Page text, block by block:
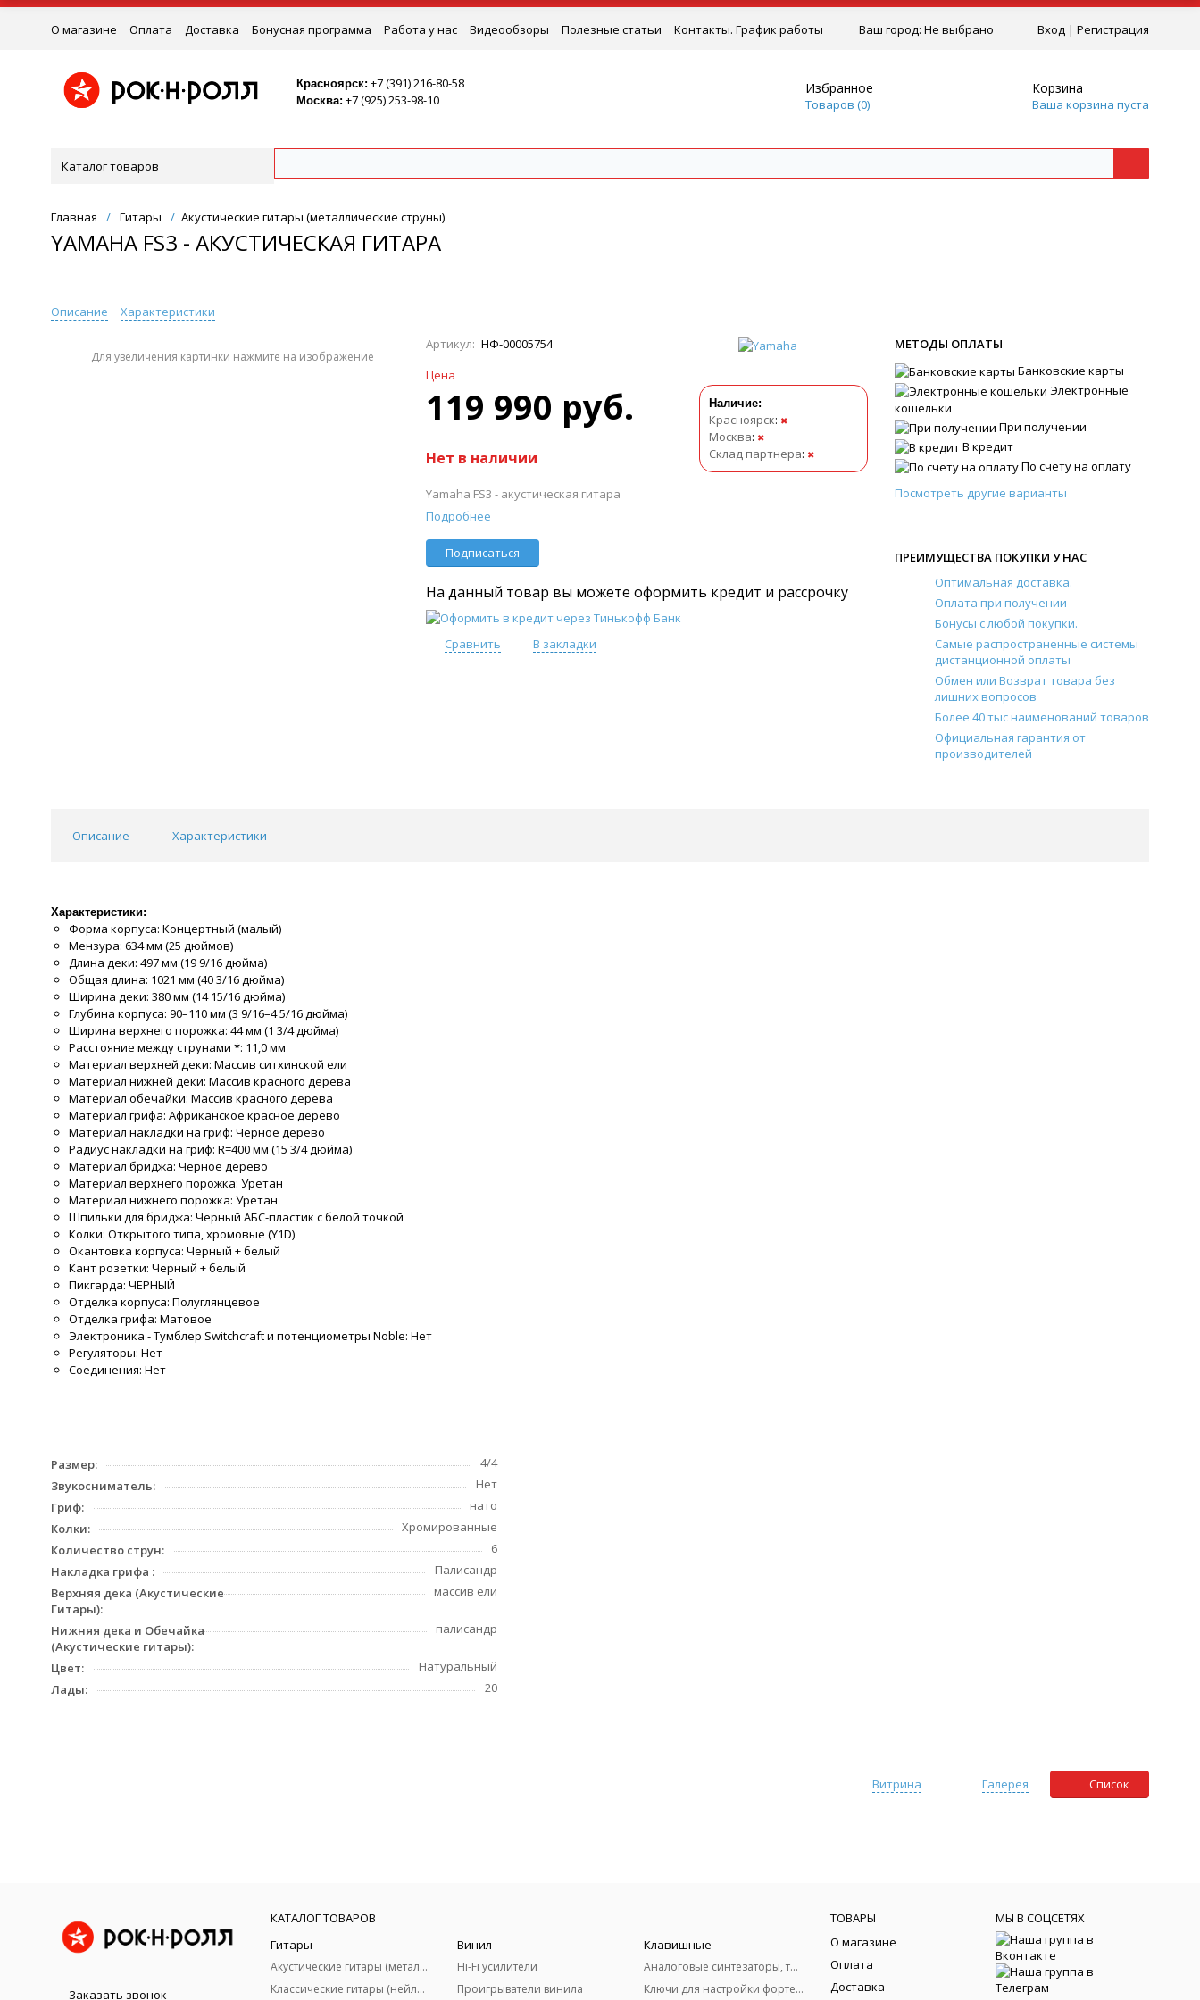
Ваш город: Не выбрано Вход | Регистрация
О магазине Оплата Доставка Бонусная программа Работа у нас Видеообзоры Полезные статьи
Контакты. График работы
Красноярск: +7 (391) 216-80-58
Москва: +7 (925) 253-98-10
Избранное
Товаров (0)
Корзина
Ваша корзина пуста
Каталог товаров
Главная / Гитары / Акустические гитары (металлические струны)
YAMAHA FS3 - АКУСТИЧЕСКАЯ ГИТАРА
Описание Характеристики
Для увеличения картинки нажмите на изображение
Артикул: НФ-00005754
Цена
119 990 руб.
Нет в наличии
Наличие:
Красноярск: ✖
Москва: ✖
Склад партнера: ✖
Yamaha FS3 - акустическая гитара
Подробнее
Подписаться
На данный товар вы можете оформить кредит и рассрочку
Сравнить В закладки
МЕТОДЫ ОПЛАТЫ
Банковские карты
Электронные
кошельки
При получении
В кредит
По счету на оплату
Посмотреть другие варианты
ПРЕИМУЩЕСТВА ПОКУПКИ У НАС
Оптимальная доставка.
Оплата при получении
Бонусы с любой покупки.
Самые распространенные системы
дистанционной оплаты
Обмен или Возврат товара без
лишних вопросов
Более 40 тыс наименований товаров
Официальная гарантия от
производителей
Описание Характеристики
Характеристики:
Форма корпуса: Концертный (малый)
Мензура: 634 мм (25 дюймов)
Длина деки: 497 мм (19 9/16 дюйма)
Общая длина: 1021 мм (40 3/16 дюйма)
Ширина деки: 380 мм (14 15/16 дюйма)
Глубина корпуса: 90–110 мм (3 9/16–4 5/16 дюйма)
Ширина верхнего порожка: 44 мм (1 3/4 дюйма)
Расстояние между струнами *: 11,0 мм
Материал верхней деки: Массив ситхинской ели
Материал нижней деки: Массив красного дерева
Материал обечайки: Массив красного дерева
Материал грифа: Африканское красное дерево
Материал накладки на гриф: Черное дерево
Радиус накладки на гриф: R=400 мм (15 3/4 дюйма)
Материал бриджа: Черное дерево
Материал верхнего порожка: Уретан
Материал нижнего порожка: Уретан
Шпильки для бриджа: Черный АБС-пластик с белой точкой
Колки: Открытого типа, хромовые (Y1D)
Окантовка корпуса: Черный + белый
Кант розетки: Черный + белый
Пикгарда: ЧЕРНЫЙ
Отделка корпуса: Полуглянцевое
Отделка грифа: Матовое
Электроника - Тумблер Switchcraft и потенциометры Noble: Нет
Регуляторы: Нет
Соединения: Нет
Размер:
4/4
Звукосниматель:
Нет
Гриф:
нато
Колки:
Хромированные
Количество струн:
6
Накладка грифа :
Палисандр
Верхняя дека (Акустические
Гитары):
массив ели
Нижняя дека и Обечайка
(Акустические гитары):
палисандр
Цвет:
Натуральный
Лады:
20
Список
Галерея
Витрина
Заказать звонок
КАТАЛОГ ТОВАРОВ
Гитары
Акустические гитары (металлические струны)
Классические гитары (нейлоновые струны)
Винил
Hi-Fi усилители
Проигрыватели винила
Клавишные
Аналоговые синтезаторы, терменвоксы
Ключи для настройки фортепиано
ТОВАРЫ
О магазине
Оплата
Доставка
МЫ В СОЦСЕТЯХ